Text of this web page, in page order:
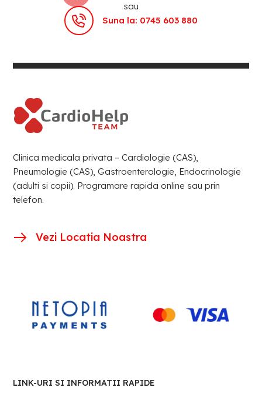
sau
Suna la: 0745 603 880
Clinica medicala privata – Cardiologie (CAS),
Pneumologie (CAS), Gastroenterologie, Endocrinologie
(adulti si copii). Programare rapida online sau prin
telefon.
Vezi Locatia Noastra
LINK-URI SI INFORMATII RAPIDE